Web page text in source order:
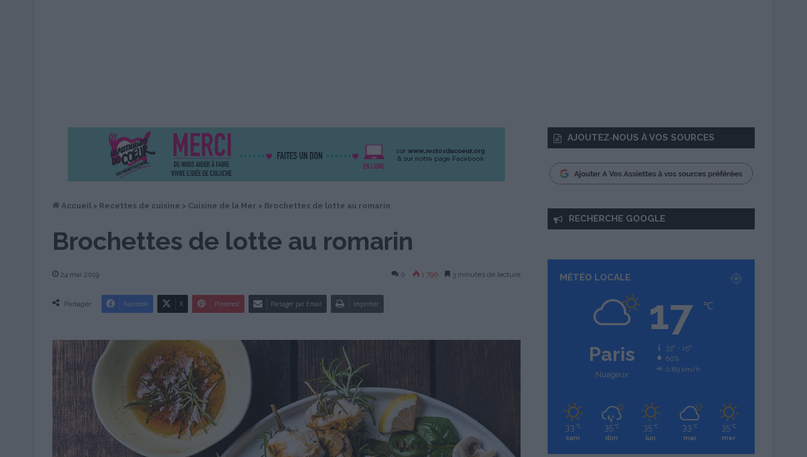
Accueil > Recettes de cuisine > Cuisine de la Mer > Brochettes de lotte au romarin
Brochettes de lotte au romarin
24 mai 2019 0 1 796 3 minutes de lecture
Partager Facebook X Pinterest Partager par Email Imprimer
AJOUTEZ‑NOUS À VOS SOURCES
RECHERCHE GOOGLE
MÉTÉO LOCALE
Paris
Nuageux
17 ℃
33º - 15º
60%
0.89 km/h
33 ℃
sam
35 ℃
dim
35 ℃
lun
33 ℃
mar
35 ℃
mer